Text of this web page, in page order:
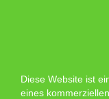
Diese Website ist
eines